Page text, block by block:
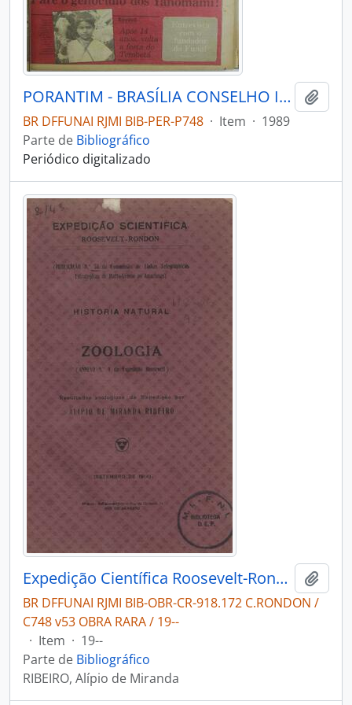
PORANTIM - BRASÍLIA CONSELHO INDIGENISTA MISSIONÁRIO - 1989 - Nº121
BR DFFUNAI RJMI BIB-PER-P748 · Item · 1989
Parte de Bibliográfico
Periódico digitalizado
Expedição Científica Roosevelt-Rondon / História Natural Zoologia: resultados zoológicos da Expedição por Alípio Miranda Ribeiro.
BR DFFUNAI RJMI BIB-OBR-CR-918.172 C.RONDON /
C748 v53 OBRA RARA / 19--
· Item · 19--
Parte de Bibliográfico
RIBEIRO, Alípio de Miranda